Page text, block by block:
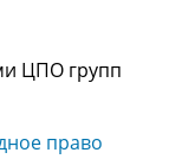
ЦПО групп
право